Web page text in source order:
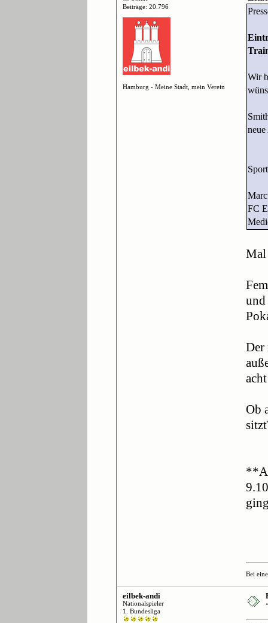
Beiträge: 20.796
Hamburg - Meine Stadt, mein Verein
Wir
FC
Mal
Der
Ob
Bei
eilbek-andi
Nationalspieler
1. Bundesliga